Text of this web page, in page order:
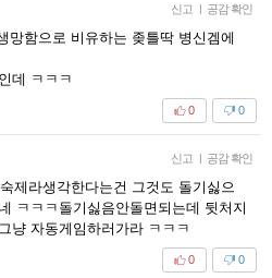
신고 | 공감 확인
망함으로 비유하는 좆틀딱 병신겜에
데 ㅋㅋㅋ
0
0
신고 | 공감 확인
제라생각한다는건 그것도 돌기싫으
ㅋㅋㅋ돌기싫음안돌면되는데 뒷처지
냥 자동게임하러가라 ㅋㅋㅋ
0
0